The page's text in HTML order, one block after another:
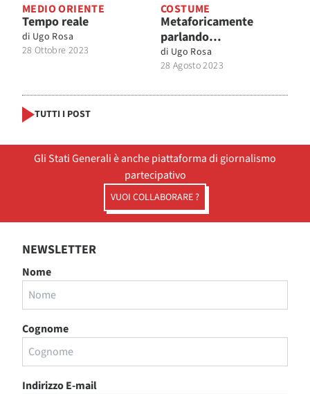
MEDIO ORIENTE
Tempo reale
di Ugo Rosa
28 Ottobre 2023
COSTUME
Metaforicamente
parlando…
di Ugo Rosa
28 Agosto 2023
TUTTI I POST
Gli Stati Generali è anche piattaforma di giornalismo
partecipativo
VUOI COLLABORARE ?
NEWSLETTER
Nome
Cognome
Indirizzo E-mail